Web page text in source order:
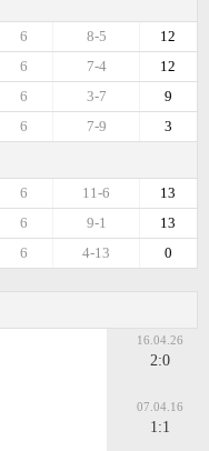
12
8-5
6
12
7-4
6
9
3-7
6
3
7-9
6
13
11-6
6
13
9-1
6
0
4-13
6
16.04.26
2:0
07.04.16
1:1